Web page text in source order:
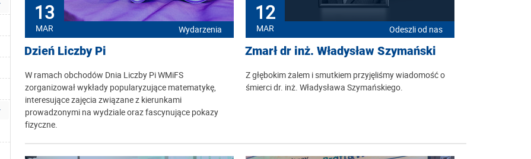
13
MAR Wydarzenia
Dzień Liczby Pi
W ramach obchodów Dnia Liczby Pi WMiFS
zorganizował wykłady popularyzujące matematykę,
interesujące zajęcia związane z kierunkami
prowadzonymi na wydziale oraz fascynujące pokazy
fizyczne.
12
MAR Odeszli od nas
Zmarł dr inż. Władysław Szymański
Z głębokim żalem i smutkiem przyjęliśmy wiadomość o
śmierci dr. inż. Władysława Szymańskiego.